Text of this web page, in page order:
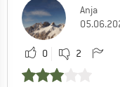
Anja
0 2